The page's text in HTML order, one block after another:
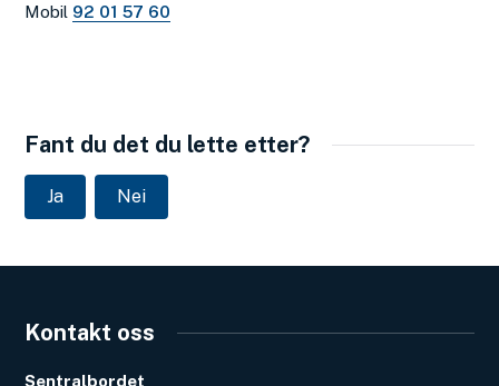
Mobil 92 01 57 60
Fant du det du lette etter?
Ja Nei
Kontakt oss
Sentralbordet